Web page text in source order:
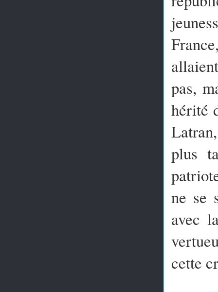
pas,
hérité
plus
ne se
avec
cette